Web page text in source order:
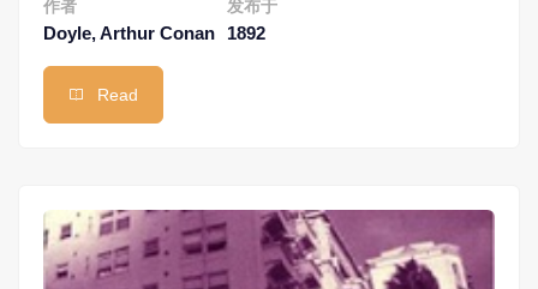
作者
Doyle, Arthur Conan
发布于
1892
Read